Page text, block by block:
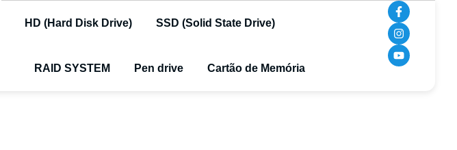
HD (Hard Disk Drive) SSD (Solid State Drive)
RAID SYSTEM Pen drive Cartão de Memória